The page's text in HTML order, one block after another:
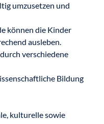
umzusetzen und
können die Kinder
ausleben.
verschiedene
Bildung
kulturelle sowie